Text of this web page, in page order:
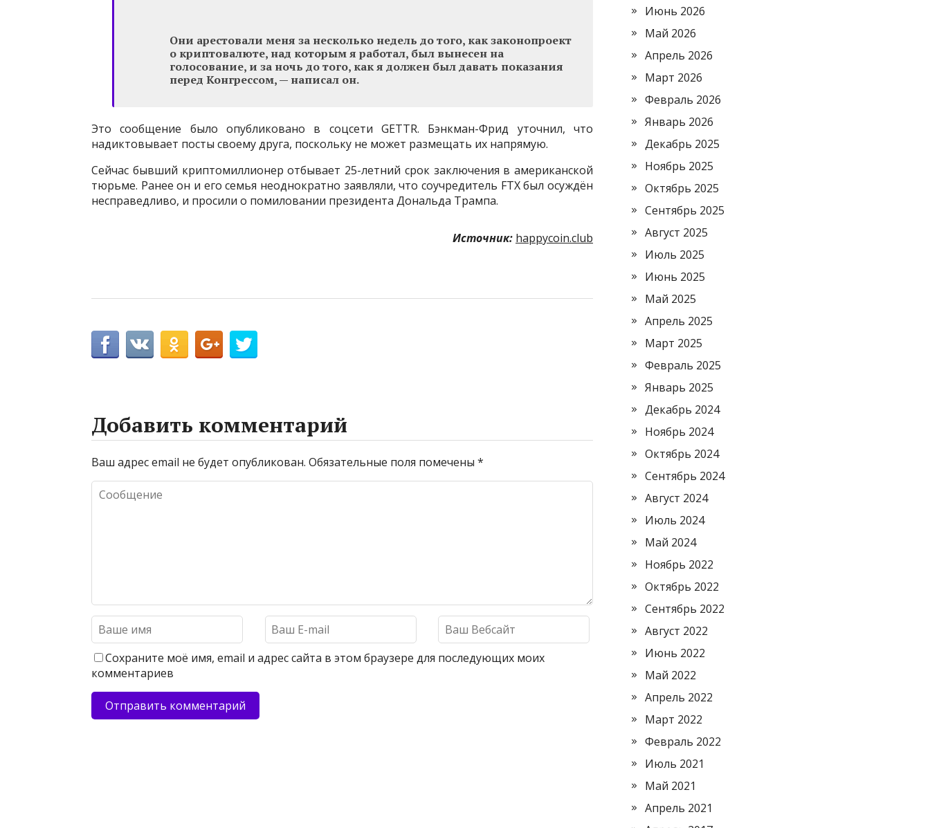
Они арестовали меня за несколько недель до того, как законопроект
о криптовалюте, над которым я работал, был вынесен на
голосование, и за ночь до того, как я должен был давать показания
перед Конгрессом, — написал он.
Это сообщение было опубликовано в соцсети GETTR. Бэнкман-Фрид уточнил, что
надиктовывает посты своему друга, поскольку не может размещать их напрямую.
Сейчас бывший криптомиллионер отбывает 25-летний срок заключения в американской
тюрьме. Ранее он и его семья неоднократно заявляли, что соучредитель FTX был осуждён
несправедливо, и просили о помиловании президента Дональда Трампа.
Источник: happycoin.club
Добавить комментарий
Ваш адрес email не будет опубликован. Обязательные поля помечены *
Сохраните моё имя, email и адрес сайта в этом браузере для последующих моих
комментариев
Июнь 2026
Май 2026
Апрель 2026
Март 2026
Февраль 2026
Январь 2026
Декабрь 2025
Ноябрь 2025
Октябрь 2025
Сентябрь 2025
Август 2025
Июль 2025
Июнь 2025
Май 2025
Апрель 2025
Март 2025
Февраль 2025
Январь 2025
Декабрь 2024
Ноябрь 2024
Октябрь 2024
Сентябрь 2024
Август 2024
Июль 2024
Май 2024
Ноябрь 2022
Октябрь 2022
Сентябрь 2022
Август 2022
Июнь 2022
Май 2022
Апрель 2022
Март 2022
Февраль 2022
Июль 2021
Май 2021
Апрель 2021